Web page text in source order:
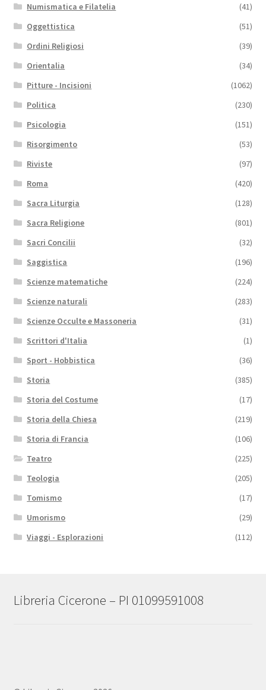
Numismatica e Filatelia
(41)
Oggettistica
(51)
Ordini Religiosi
(39)
Orientalia
(34)
Pitture - Incisioni
(1062)
Politica
(230)
Psicologia
(151)
Risorgimento
(53)
Riviste
(97)
Roma
(420)
Sacra Liturgia
(128)
Sacra Religione
(801)
Sacri Concilii
(32)
Saggistica
(196)
Scienze matematiche
(224)
Scienze naturali
(283)
Scienze Occulte e Massoneria
(31)
Scrittori d'Italia
(1)
Sport - Hobbistica
(36)
Storia
(385)
Storia del Costume
(17)
Storia della Chiesa
(219)
Storia di Francia
(106)
Teatro
(225)
Teologia
(205)
Tomismo
(17)
Umorismo
(29)
Viaggi - Esplorazioni
(112)
Libreria Cicerone – PI 01099591008